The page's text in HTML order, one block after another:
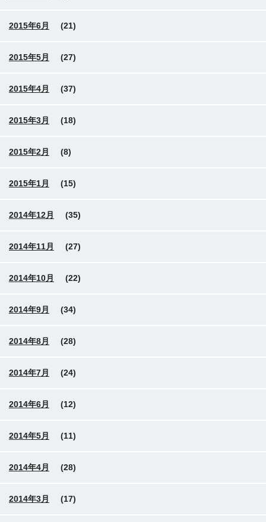
2015年6月 (21)
2015年5月 (27)
2015年4月 (37)
2015年3月 (18)
2015年2月 (8)
2015年1月 (15)
2014年12月 (35)
2014年11月 (27)
2014年10月 (22)
2014年9月 (34)
2014年8月 (28)
2014年7月 (24)
2014年6月 (12)
2014年5月 (11)
2014年4月 (28)
2014年3月 (17)